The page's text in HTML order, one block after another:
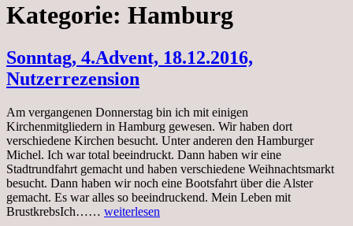
Kategorie: Hamburg
Sonntag, 4.Advent, 18.12.2016,
Nutzerrezension
Am vergangenen Donnerstag bin ich mit einigen
Kirchenmitgliedern in Hamburg gewesen. Wir haben dort
verschiedene Kirchen besucht. Unter anderen den Hamburger
Michel. Ich war total beeindruckt. Dann haben wir eine
Stadtrundfahrt gemacht und haben verschiedene Weihnachtsmarkt
besucht. Dann haben wir noch eine Bootsfahrt über die Alster
gemacht. Es war alles so beeindruckend. Mein Leben mit
BrustkrebsIch…… Sonntag,
weiterlesen